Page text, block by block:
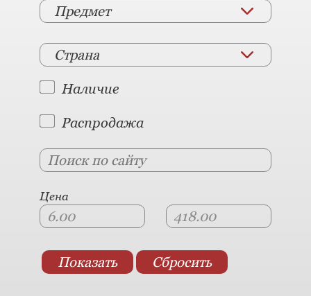
Предмет
Страна
Наличие
Распродажа
Цена